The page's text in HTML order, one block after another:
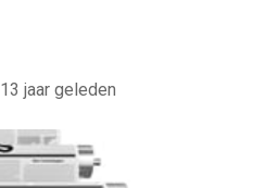
13 jaar geleden